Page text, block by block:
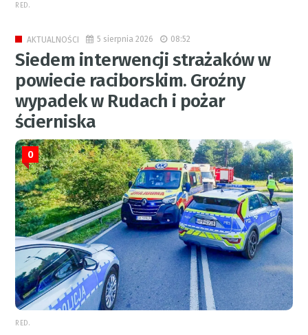
RED.
AKTUALNOŚCI 5 sierpnia 2026 08:52
Siedem interwencji strażaków w
powiecie raciborskim. Groźny
wypadek w Rudach i pożar
ścierniska
0
RED.